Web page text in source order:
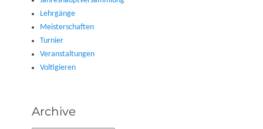
Lehrgänge
Meisterschaften
Turnier
Veranstaltungen
Voltigieren
Archive